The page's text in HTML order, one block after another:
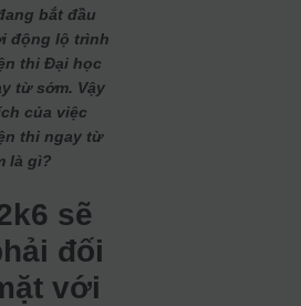
bắt đầu
động lộ trình
thi Đại học
từ sớm. Vậy
của việc
thi ngay từ
là gì?
sẽ
đối
với